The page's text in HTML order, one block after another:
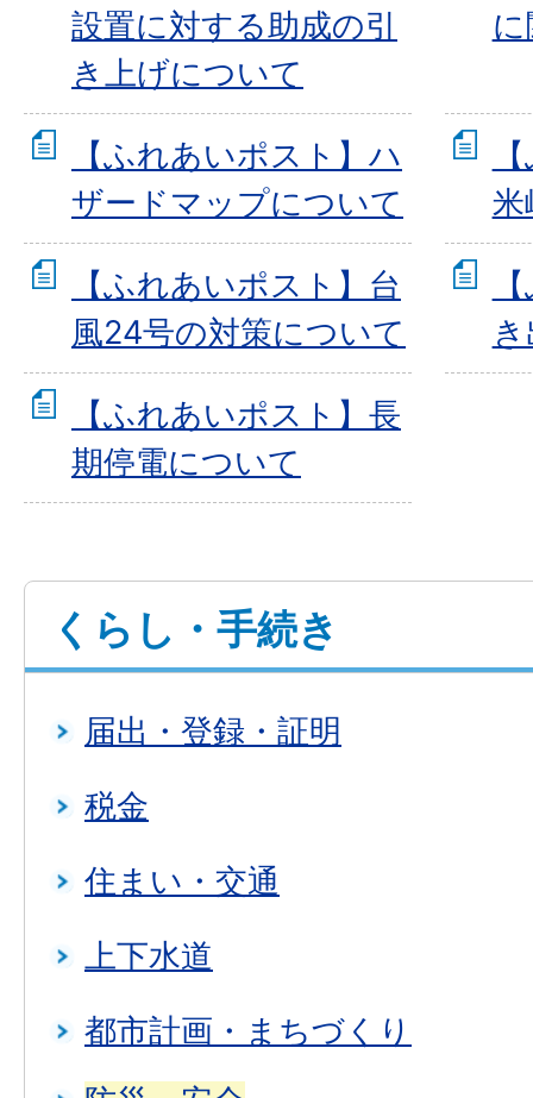
設置に対する助成の引
き上げについて
【ふれあいポスト】ハ
ザードマップについて
米
【ふれあいポスト】台
風24号の対策について
【ふれあいポスト】長
期停電について
くらし・手続き
届出・登録・証明
税金
住まい・交通
上下水道
都市計画・まちづくり